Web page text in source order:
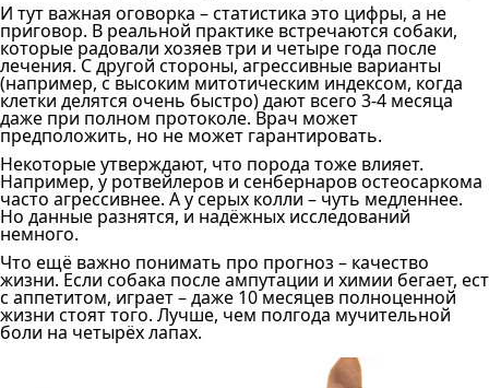
И тут важная оговорка – статистика это цифры, а не
приговор. В реальной практике встречаются собаки,
которые радовали хозяев три и четыре года после
лечения. С другой стороны, агрессивные варианты
(например, с высоким митотическим индексом, когда
клетки делятся очень быстро) дают всего 3-4 месяца
даже при полном протоколе. Врач может
предположить, но не может гарантировать.
Некоторые утверждают, что порода тоже влияет.
Например, у ротвейлеров и сенбернаров остеосаркома
часто агрессивнее. А у серых колли – чуть медленнее.
Но данные разнятся, и надёжных исследований
немного.
Что ещё важно понимать про прогноз – качество
жизни. Если собака после ампутации и химии бегает, ест
с аппетитом, играет – даже 10 месяцев полноценной
жизни стоят того. Лучше, чем полгода мучительной
боли на четырёх лапах.